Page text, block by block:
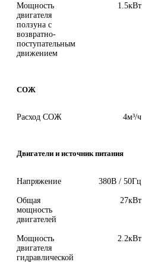
Мощность
двигателя
ползуна с
возвратно-
поступательным
движением
1.5кВт
СОЖ
Расход СОЖ 4м³/ч
Двигатели и источник питания
Напряжение 380В / 50Гц
Общая
мощность
двигателей
27кВт
Мощность
двигателя
гидравлической
2.2кВт